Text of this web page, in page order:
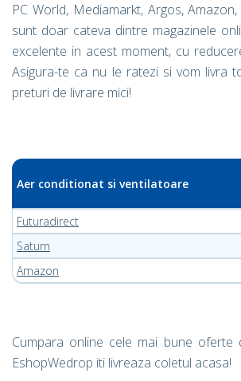
PC World, Mediamarkt, Argos,
sunt doar cateva dintre magazinele
excelente in acest moment, cu
Asigura-te ca nu le ratezi si vom livra
preturi de livrare mici!
Aer conditionat si ventilatoare
Futuradirect
Saturn
Amazon
Cumpara online cele mai bune oferte
EshopWedrop iti livreaza coletul acasa!